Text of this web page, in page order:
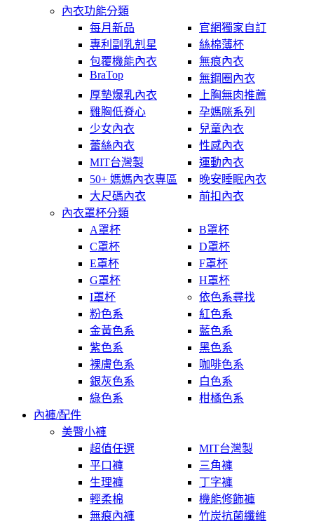
內衣功能分類
每月新品
官網獨家自訂
專利副乳剋星
絲棉薄杯
包覆機能內衣
無痕內衣
BraTop
無鋼圈內衣
厚墊爆乳內衣
上胸無肉推薦
雞胸低脊心
孕媽咪系列
少女內衣
兒童內衣
蕾絲內衣
性感內衣
MIT台灣製
運動內衣
50+ 媽媽內衣專區
晚安睡眠內衣
大尺碼內衣
前扣內衣
內衣罩杯分類
A罩杯
B罩杯
C罩杯
D罩杯
E罩杯
F罩杯
G罩杯
H罩杯
I罩杯
依色系尋找
粉色系
紅色系
金黃色系
藍色系
紫色系
黑色系
裸膚色系
咖啡色系
銀灰色系
白色系
綠色系
柑橘色系
內褲/配件
美臀小褲
超值任選
MIT台灣製
平口褲
三角褲
生理褲
丁字褲
輕柔棉
機能修飾褲
無痕內褲
竹炭抗菌纖維